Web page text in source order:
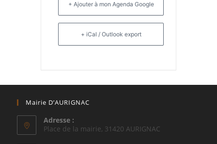
+ Ajouter à mon Agenda Google
+ iCal / Outlook export
Mairie D’AURIGNAC
Adresse :
Place de la mairie, 31420 AURIGNAC